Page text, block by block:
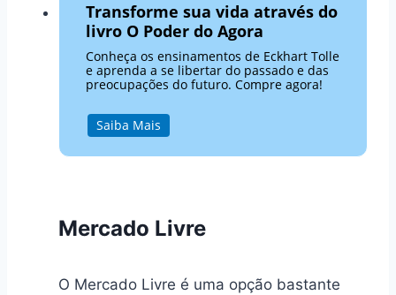
Transforme sua vida através do
livro O Poder do Agora
Conheça os ensinamentos de Eckhart Tolle
e aprenda a se libertar do passado e das
preocupações do futuro. Compre agora!
Saiba Mais
Mercado Livre
O Mercado Livre é uma opção bastante